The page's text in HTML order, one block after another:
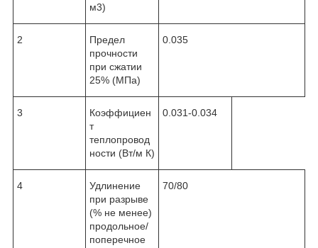
м3)
2
Предел
прочности
при сжатии
25% (МПа)
0.035
3
Коэффициен
т
теплопровод
ности (Вт/м К)
0.031-0.034
4
Удлинение
при разрыве
(% не менее)
продольное/
поперечное
70/80